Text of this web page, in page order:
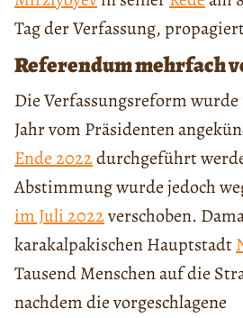
Tag der Verfassung,
Referendum mehrfach
Die Verfassungsreform
Jahr vom Präsidenten
Ende 2022durchgeführt
Abstimmung wurde jedoch
im Juli 2022verschoben.
karakalpakischen Hauptstadt
Tausend Menschen auf die
nachdem die vorgeschlagene